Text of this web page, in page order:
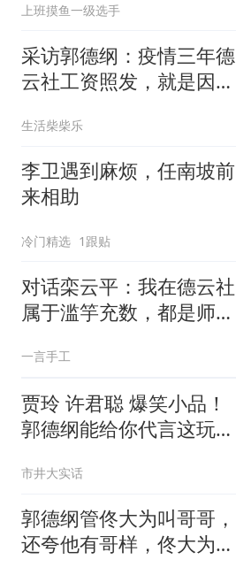
上班摸鱼一级选手
采访郭德纲：疫情三年德
云社工资照发，就是因为
生活柴柴乐
李卫遇到麻烦，任南坡前
来相助
冷门精选 1跟贴
对话栾云平：我在德云社
属于滥竽充数，都是师傅
一言手工
贾玲 许君聪 爆笑小品！
郭德纲能给你代言这玩
市井大实话
郭德纲管佟大为叫哥哥，
还夸他有哥样，佟大为尴